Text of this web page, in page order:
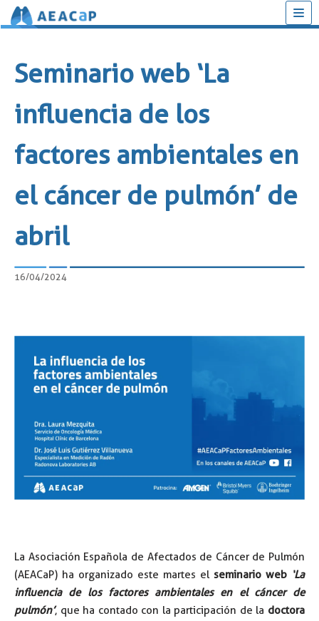
contenido
Seminario web ‘La
influencia de los
factores ambientales en
el cáncer de pulmón’ de
abril
16/04/2024
La Asociación Española de Afectados de Cáncer de Pulmón
(AEACaP) ha organizado este martes el seminario web ‘La
influencia de los factores ambientales en el cáncer de
pulmón’, que ha contado con la participación de la doctora